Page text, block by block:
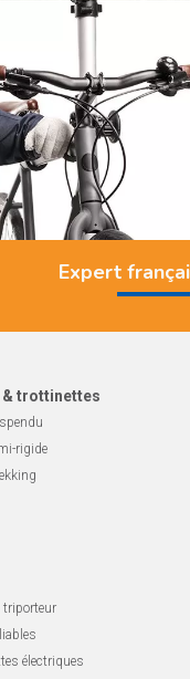
Expert
& trottinettes
rigide
triporteur
électriques